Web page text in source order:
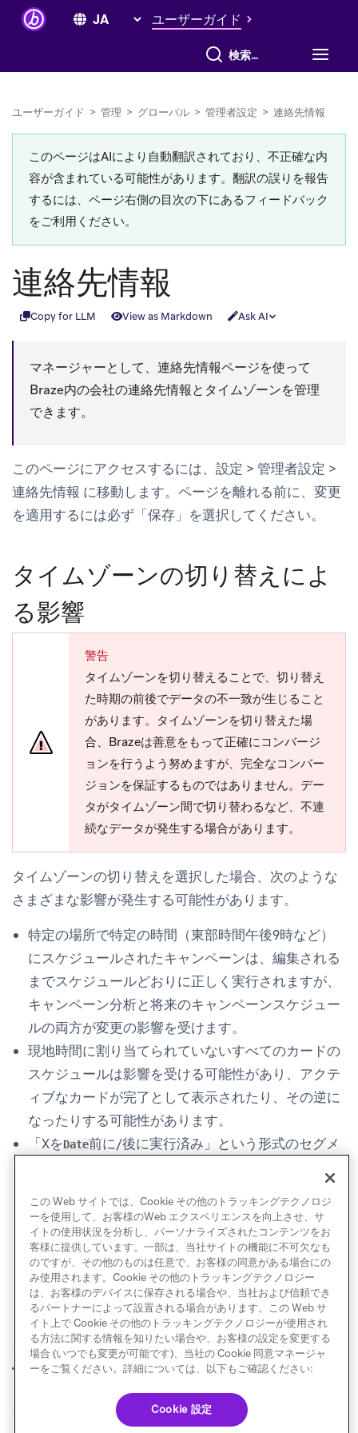
ユーザーガイド
すべて検索
ユーザーガイド > 管理 > グローバル > 管理者設定 > 連絡先情報
このページはAIにより自動翻訳されており、不正確な内
容が含まれている可能性があります。翻訳の誤りを報告
するには、ページ右側の目次の下にあるフィードバック
をご利用ください。
連絡先情報
Copy for LLM View as Markdown Ask AI
マネージャーとして、 連絡先情報ページを使って
Braze内の会社の連絡先情報とタイムゾーンを管理
できます。
このページにアクセスするには、 設定 > 管理者設定 >
連絡先情報 に移動します。ページを離れる前に、変更
を適用するには必ず 「保存」 を選択してください。
タイムゾーンの切り替えによ
る影響
警告
タイムゾーンを切り替えることで、切り替え
た時期の前後でデータの不一致が生じること
があります。タイムゾーンを切り替えた場
合、Brazeは善意をもって正確にコンバージ
ョンを行うよう努めますが、完全なコンバー
ジョンを保証するものではありません。デー
タがタイムゾーン間で切り替わるなど、不連
続なデータが発生する場合があります。
タイムゾーンの切り替えを選択した場合、次のような
さまざまな影響が発生する可能性があります。
特定の場所で特定の時間（東部時間午後9時など）
にスケジュールされたキャンペーンは、編集される
までスケジュールどおりに正しく実行されますが、
キャンペーン分析と将来のキャンペーンスケジュー
ルの両方が変更の影響を受けます。
現地時間に割り当てられていないすべてのカードの
スケジュールは影響を受ける可能性があり、アクテ
ィブなカードが完了として表示されたり、その逆に
なったりする可能性があります。
「XをDate前に/後に実行済み」という形式のセグメ
でローカル化されるため、時間が調整されます。
前へ 管理者設定 次へ 通知設定
© Braze. All Rights Reserved Privacy Policy
この Web サイトでは、Cookie その他のトラッキングテクノロジ
ーを使用して、お客様のWeb エクスペリエンスを向上させ、サ
イトの使用状況を分析し、パーソナライズされたコンテンツをお
客様に提供しています。一部は、当社サイトの機能に不可欠なも
のですが、その他のものは任意で、お客様の同意がある場合にの
み使用されます。Cookie その他のトラッキングテクノロジー
は、お客様のデバイスに保存される場合や、当社および信頼でき
るパートナーによって設置される場合があります。この Web サ
イト上で Cookie その他のトラッキングテクノロジーが使用され
る方法に関する情報を知りたい場合や、お客様の設定を変更する
場合 (いつでも変更が可能です)、当社の Cookie 同意マネージャ
ーをご覧ください。詳細については、以下もご確認ください:
Cookie 設定